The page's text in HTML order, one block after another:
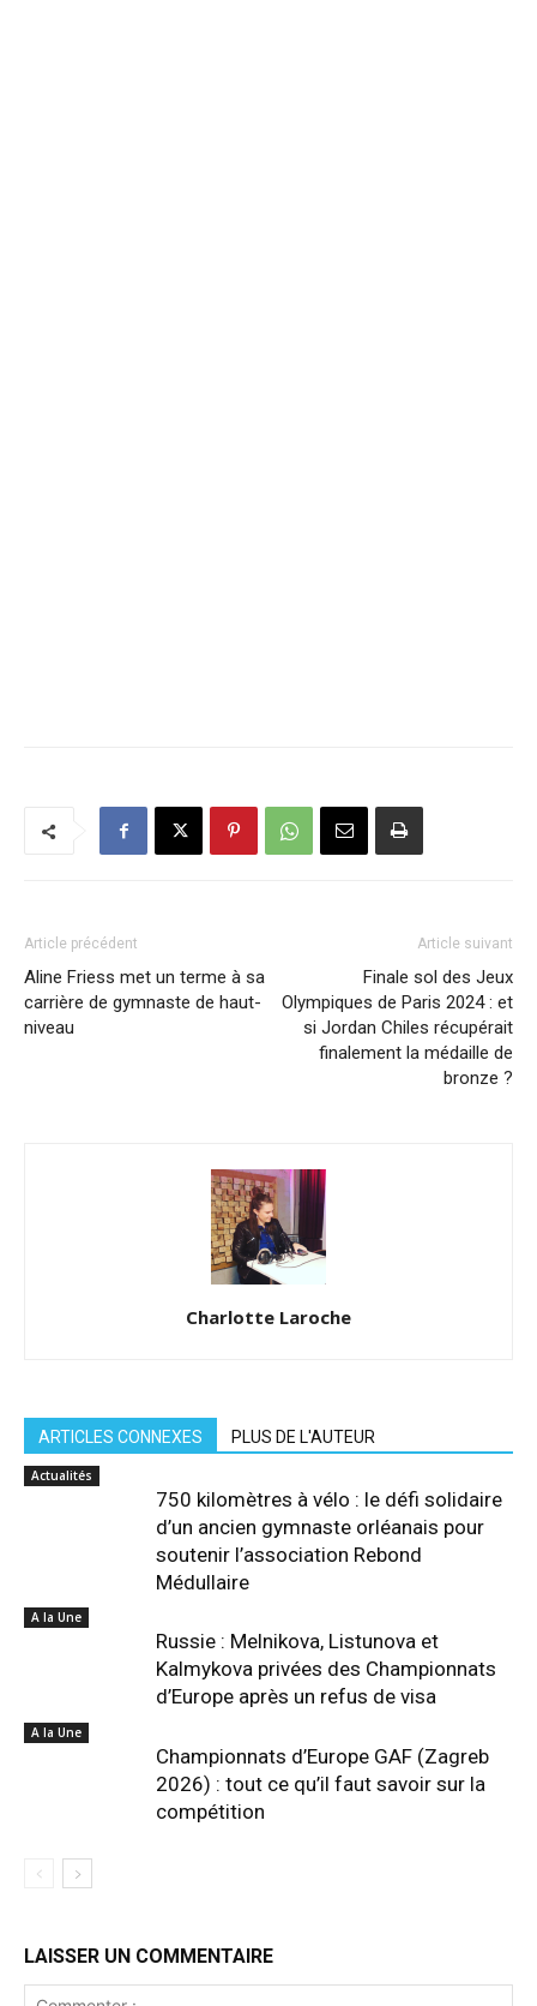
Article précédent
Aline Friess met un terme à sa
carrière de gymnaste de haut-
niveau
Article suivant
Finale sol des Jeux
Olympiques de Paris 2024 : et
si Jordan Chiles récupérait
finalement la médaille de
bronze ?
Charlotte Laroche
ARTICLES CONNEXES PLUS DE L'AUTEUR
Actualités
750 kilomètres à vélo : le défi solidaire
d’un ancien gymnaste orléanais pour
soutenir l’association Rebond
Médullaire
A la Une
Russie : Melnikova, Listunova et
Kalmykova privées des Championnats
d’Europe après un refus de visa
A la Une
Championnats d’Europe GAF (Zagreb
2026) : tout ce qu’il faut savoir sur la
compétition
LAISSER UN COMMENTAIRE